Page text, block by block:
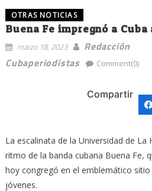
OTRAS NOTICIAS
Buena Fe impregnó a
marzo 18, 2023
Redacción
Cubaperiodistas
Comment(0)
Compartir
La escalinata de la Universidad de La
ritmo de la banda cubana Buena Fe,
hoy congregó en el emblemático
jóvenes.